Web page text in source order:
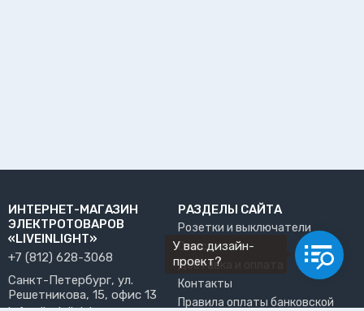
ИНТЕРНЕТ-МАГАЗИН
ЭЛЕКТРОТОВАРОВ
«LIVEINLIGHT»
+7 (812) 628-3068
Санкт-Петербург, ул.
Решетникова, 15, офис 13
РАЗДЕЛЫ САЙТА
Розетки и выключатели
О нас
Доставка и оплата
Контакты
Правила оплаты банковской
У вас дизайн-
проект?